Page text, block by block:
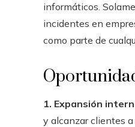
informáticos.
incidentes en
como parte de
1. Expansión
y alcanzar clientes